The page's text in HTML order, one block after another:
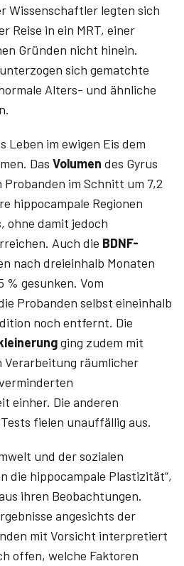
Wissenschaftler legten sich
Reise in ein MRT, einer
Gründen nicht hinein.
sich gematchte
Alters- und ähnliche
Leben im ewigen Eis dem
Das Volumen des Gyrus
im Schnitt um 7,2
hippocampale Regionen
ohne damit jedoch
Auch die BDNF-
nach dreieinhalb Monaten
gesunken. Vom
Probanden selbst eineinhalb
noch entfernt. Die
ging zudem mit
räumlicher
einher. Die anderen
fielen unauffällig aus.
und der sozialen
die hippocampale Plastizität“,
ihren Beobachtungen.
angesichts der
mit Vorsicht interpretiert
offen, welche Faktoren